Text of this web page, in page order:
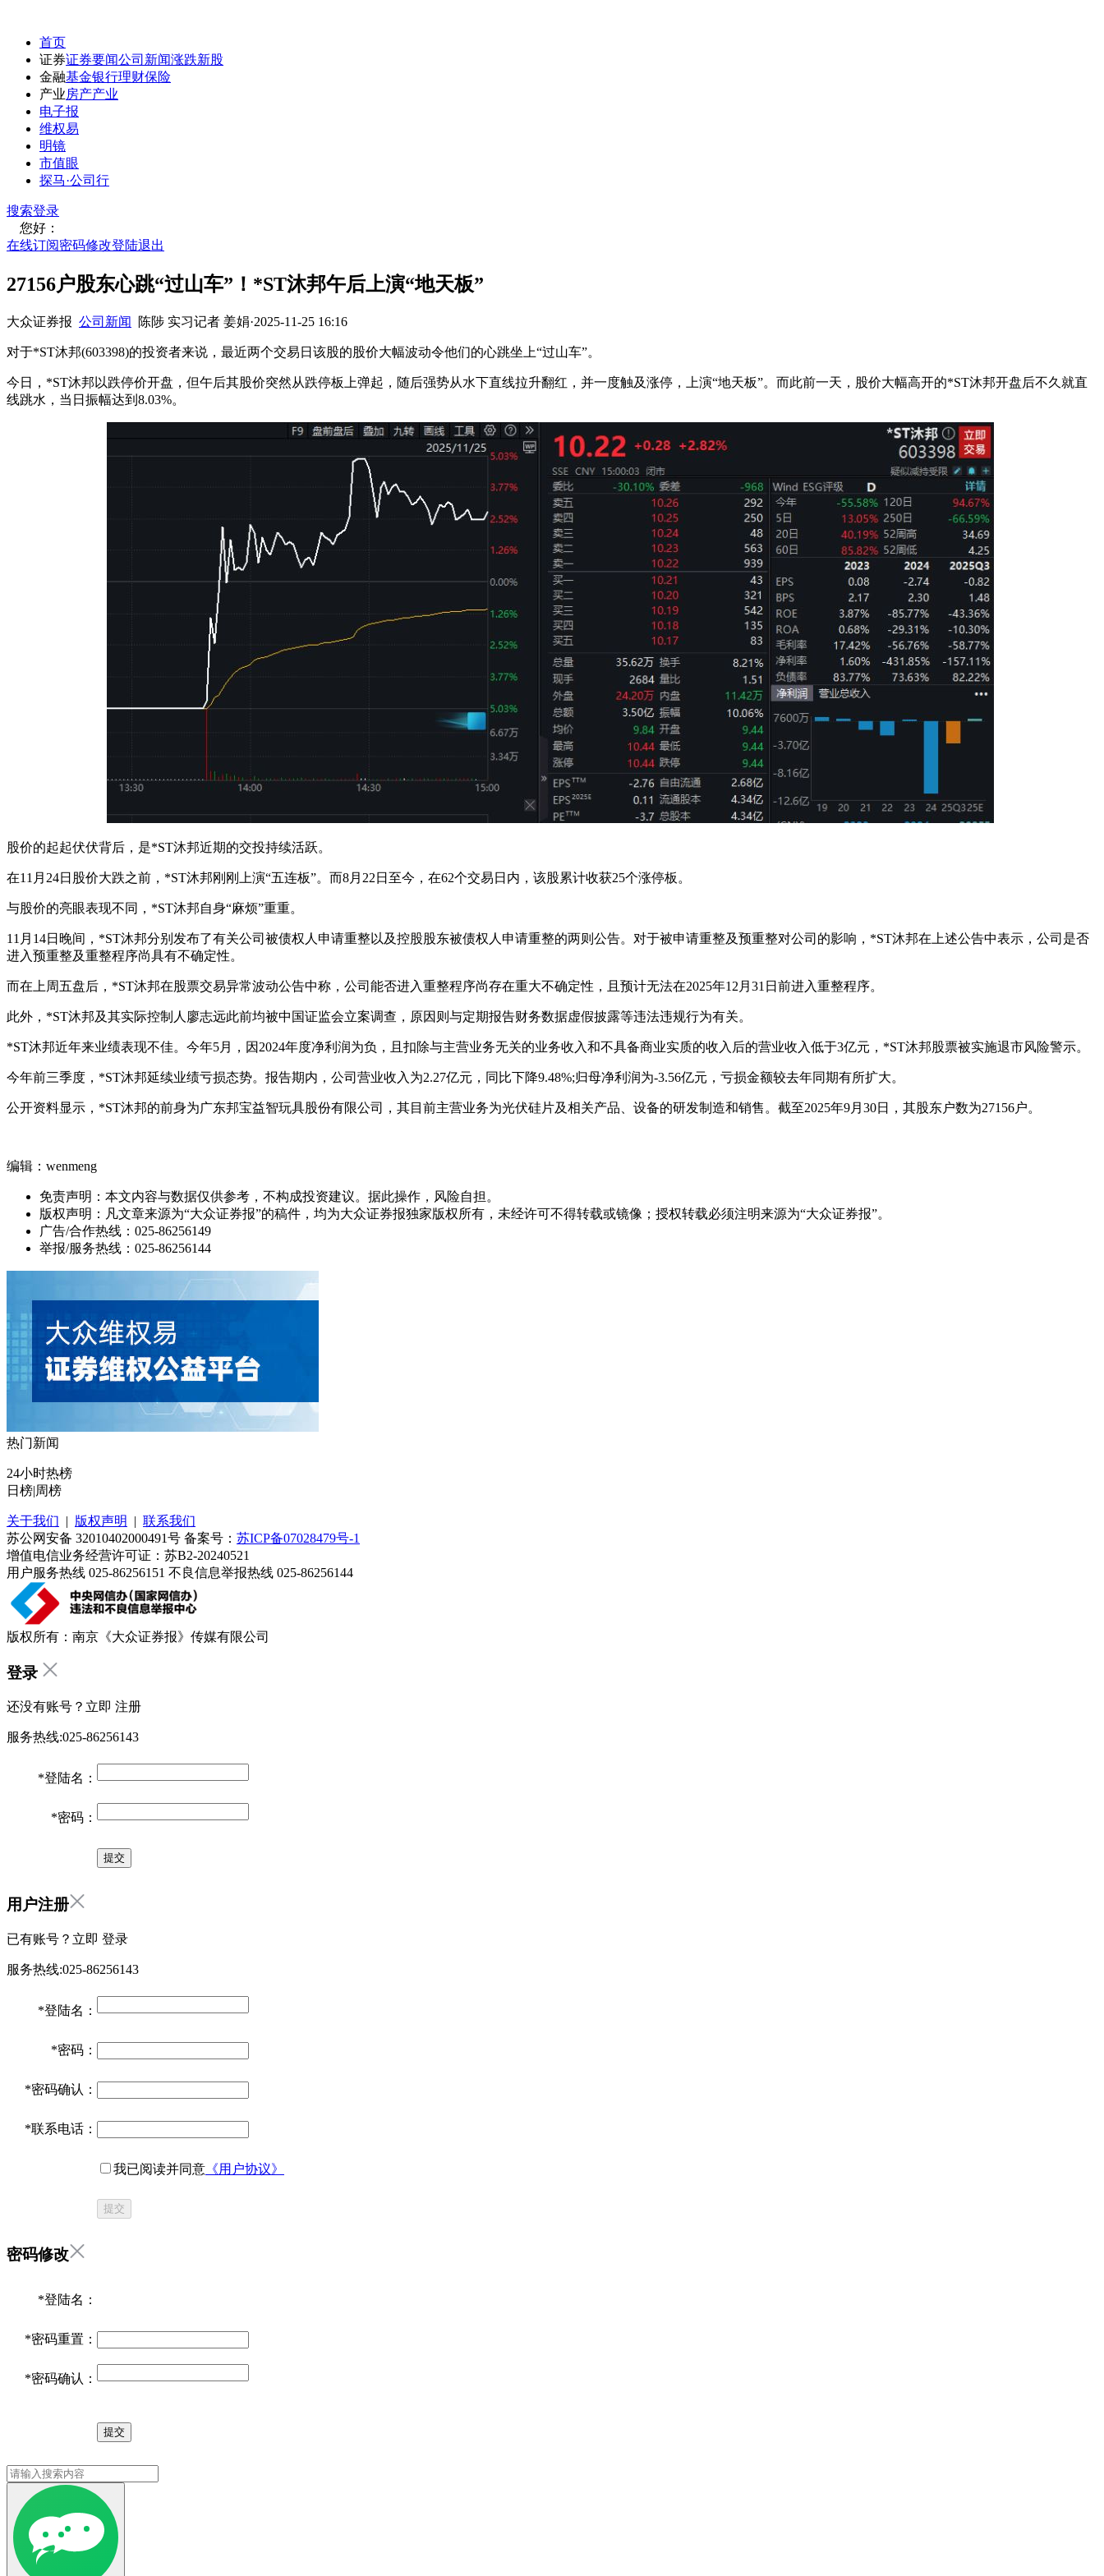
首页
证券证券要闻公司新闻涨跌新股
金融基金银行理财保险
产业房产产业
电子报
维权易
明镜
市值眼
探马·公司行
搜索登录
您好：
在线订阅密码修改登陆退出
27156户股东心跳“过山车”！*ST沐邦午后上演“地天板”
大众证券报 公司新闻 陈陟 实习记者 姜娟·2025-11-25 16:16
对于*ST沐邦(603398)的投资者来说，最近两个交易日该股的股价大幅波动令他们的心跳坐上“过山车”。
今日，*ST沐邦以跌停价开盘，但午后其股价突然从跌停板上弹起，随后强势从水下直线拉升翻红，并一度触及涨停，上演“地天板”。而此前一天，股价大幅高开的*ST沐邦开盘后不久就直
线跳水，当日振幅达到8.03%。
股价的起起伏伏背后，是*ST沐邦近期的交投持续活跃。
在11月24日股价大跌之前，*ST沐邦刚刚上演“五连板”。而8月22日至今，在62个交易日内，该股累计收获25个涨停板。
与股价的亮眼表现不同，*ST沐邦自身“麻烦”重重。
11月14日晚间，*ST沐邦分别发布了有关公司被债权人申请重整以及控股股东被债权人申请重整的两则公告。对于被申请重整及预重整对公司的影响，*ST沐邦在上述公告中表示，公司是否
进入预重整及重整程序尚具有不确定性。
而在上周五盘后，*ST沐邦在股票交易异常波动公告中称，公司能否进入重整程序尚存在重大不确定性，且预计无法在2025年12月31日前进入重整程序。
此外，*ST沐邦及其实际控制人廖志远此前均被中国证监会立案调查，原因则与定期报告财务数据虚假披露等违法违规行为有关。
*ST沐邦近年来业绩表现不佳。今年5月，因2024年度净利润为负，且扣除与主营业务无关的业务收入和不具备商业实质的收入后的营业收入低于3亿元，*ST沐邦股票被实施退市风险警示。
今年前三季度，*ST沐邦延续业绩亏损态势。报告期内，公司营业收入为2.27亿元，同比下降9.48%;归母净利润为-3.56亿元，亏损金额较去年同期有所扩大。
公开资料显示，*ST沐邦的前身为广东邦宝益智玩具股份有限公司，其目前主营业务为光伏硅片及相关产品、设备的研发制造和销售。截至2025年9月30日，其股东户数为27156户。
编辑：wenmeng
免责声明：本文内容与数据仅供参考，不构成投资建议。据此操作，风险自担。
版权声明：凡文章来源为“大众证券报”的稿件，均为大众证券报独家版权所有，未经许可不得转载或镜像；授权转载必须注明来源为“大众证券报”。
广告/合作热线：025-86256149
举报/服务热线：025-86256144
热门新闻
24小时热榜
日榜|周榜
关于我们 | 版权声明 | 联系我们
苏公网安备 32010402000491号 备案号： 苏ICP备07028479号-1
增值电信业务经营许可证：苏B2-20240521
用户服务热线 025-86256151 不良信息举报热线 025-86256144
版权所有：南京《大众证券报》传媒有限公司
登录
还没有账号？立即 注册
服务热线:025-86256143
*登陆名：
*密码：
用户注册
已有账号？立即 登录
服务热线:025-86256143
*登陆名：
*密码：
*密码确认：
*联系电话：
我已阅读并同意 《用户协议》
提交
密码修改
*登陆名：
*密码重置：
*密码确认：